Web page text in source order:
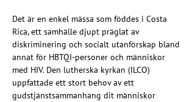
Det är en enkel mässa som föddes i Costa
Rica, ett samhälle djupt präglat av
diskriminering och socialt utanförskap bland
annat för HBTQI-personer och människor
med HIV. Den lutherska kyrkan (ILCO)
uppfattade ett stort behov av ett
gudstjänstsammanhang dit människor